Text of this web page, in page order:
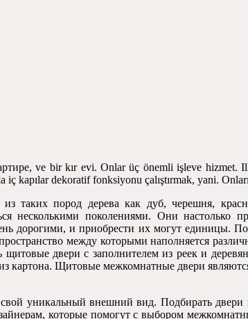
, ve bir kır evi. Onlar üç önemli işleve hizmet.
kapılar dekoratif fonksiyonu çalıştırmak, yani.
из таких пород дерева как дуб,черешня,
несколькими поколениями. Они настолько
дорогими,и приобрести их могут единицы.
между которыми наполняется
щитовые двери с заполнителем из реек и
картона. Щитовые межкомнатные двери
уникальный внешний вид. Подбирать двери
,которые помогут с выбором